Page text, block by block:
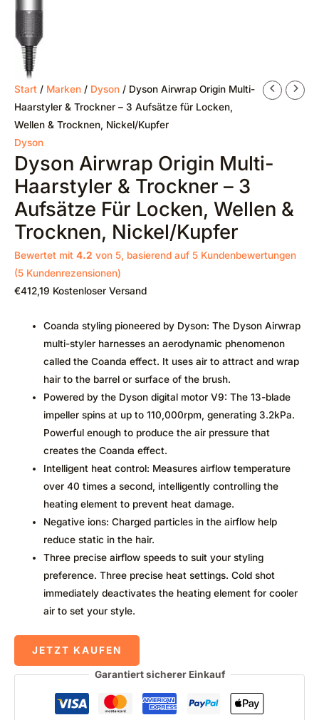
Start / Marken / Dyson / Dyson Airwrap Origin Multi-
Haarstyler & Trockner – 3 Aufsätze für Locken,
Wellen & Trocknen, Nickel/Kupfer
Dyson
Dyson Airwrap Origin Multi-
Haarstyler & Trockner – 3
Aufsätze Für Locken, Wellen &
Trocknen, Nickel/Kupfer
Bewertet mit 4.2 von 5, basierend auf 5 Kundenbewertungen
(5 Kundenrezensionen)
€412,19 Kostenloser Versand
Coanda styling pioneered by Dyson: The Dyson Airwrap
multi-styler harnesses an aerodynamic phenomenon
called the Coanda effect. It uses air to attract and wrap
hair to the barrel or surface of the brush.
Powered by the Dyson digital motor V9: The 13-blade
impeller spins at up to 110,000rpm, generating 3.2kPa.
Powerful enough to produce the air pressure that
creates the Coanda effect.
Intelligent heat control: Measures airflow temperature
over 40 times a second, intelligently controlling the
heating element to prevent heat damage.
Negative ions: Charged particles in the airflow help
reduce static in the hair.
Three precise airflow speeds to suit your styling
preference. Three precise heat settings. Cold shot
immediately deactivates the heating element for cooler
air to set your style.
JETZT KAUFEN
Garantiert sicherer Einkauf